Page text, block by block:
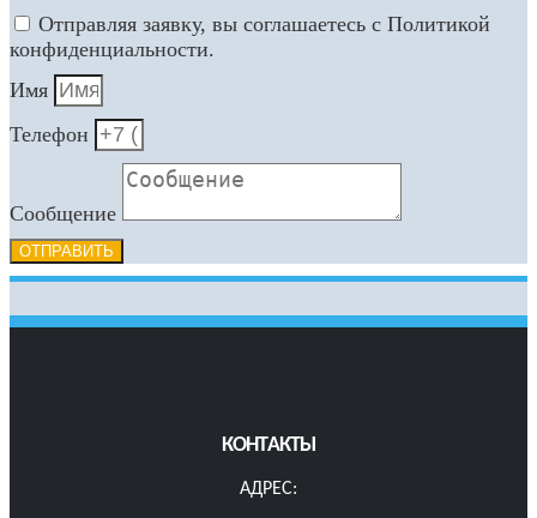
Отправляя заявку, вы соглашаетесь с Политикой
конфиденциальности.
Имя
Телефон
Сообщение
ОТПРАВИТЬ
КОНТАКТЫ
АДРЕС: